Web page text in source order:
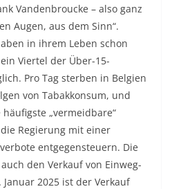
Vandenbroucke – also ganz
Augen, aus dem Sinn“.
in ihrem Leben schon
Viertel der Über-15-
Pro Tag sterben in Belgien
von Tabakkonsum, und
„vermeidbare“
Regierung mit einer
entgegensteuern. Die
den Verkauf von Einweg-
2025 ist der Verkauf